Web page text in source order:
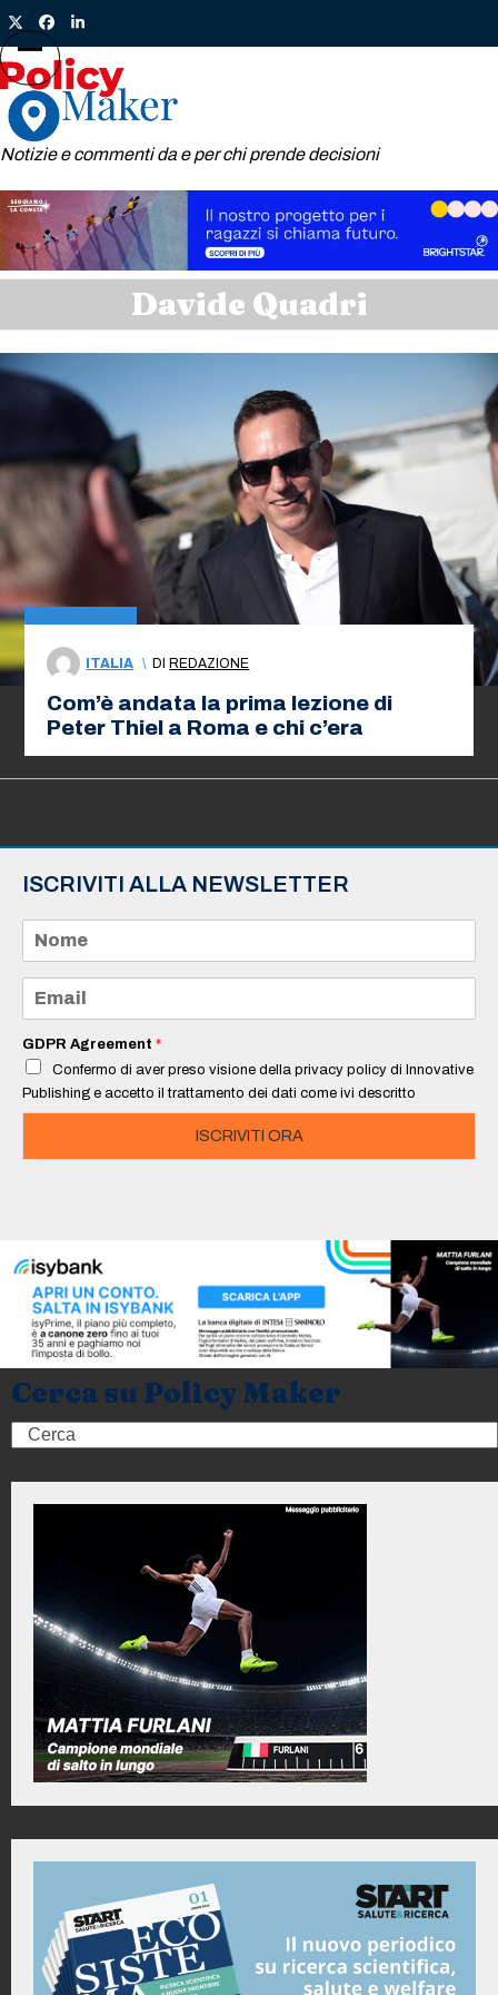
Skip
to
content
TwitterFacebook
LinkedIn
Notizie e commenti da e per chi prende decisioni
Open
mobile
menu
Close
mobile
menu
Davide Quadri
ITALIA \ DIREDAZIONE
Com’è andata la prima lezione di
Peter Thiel a Roma e chi c’era
ISCRIVITI ALLA NEWSLETTER
m
e
a
i
*
GDPR Agreement *
Confermo di aver preso visione della privacy policy di Innovative
Publishing e accetto il trattamento dei dati come ivi descritto
ISCRIVITI ORA
Cerca su Policy Maker
Search